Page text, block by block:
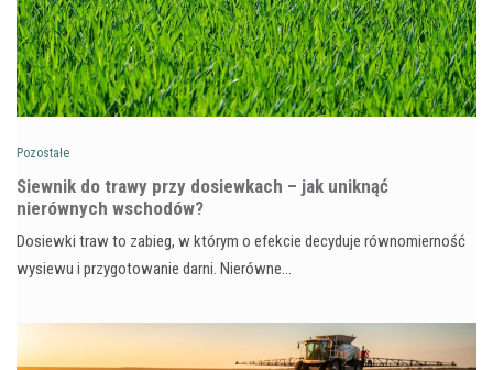
Pozostałe
Siewnik do trawy przy dosiewkach – jak uniknąć
nierównych wschodów?
Dosiewki traw to zabieg, w którym o efekcie decyduje równomierność
wysiewu i przygotowanie darni. Nierówne…